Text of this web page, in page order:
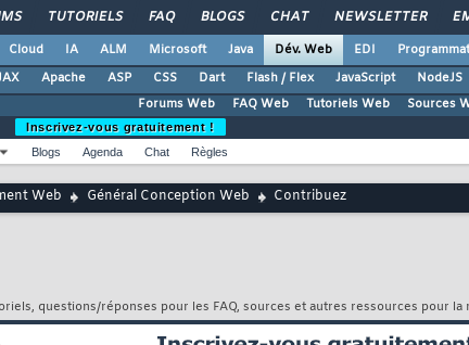
TUTORIELS FAQ BLOGS CHAT NEWSLETTER
Cloud IA ALM Microsoft Java Dév. Web EDI
Apache ASP CSS Dart Flash / Flex JavaScript NodeJS
Forums Web
FAQ Web Tutoriels Web Sources
Inscrivez-vous gratuitement !
Blogs Agenda Chat Règles
Web Général Conception Web Contribuez
questions/réponses pour les FAQ, sources et autres ressources pour